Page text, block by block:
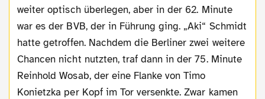
weiter optisch überlegen, aber in der 62. Minute
war es der BVB, der in Führung ging. „Aki“ Schmidt
hatte getroffen. Nachdem die Berliner zwei weitere
Chancen nicht nutzten, traf dann in der 75. Minute
Reinhold Wosab, der eine Flanke von Timo
Konietzka per Kopf im Tor versenkte. Zwar kamen